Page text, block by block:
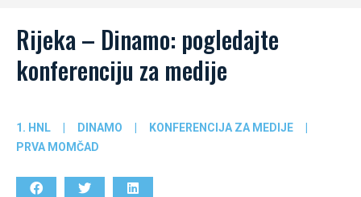
Rijeka – Dinamo: pogledajte
konferenciju za medije
1. HNL | DINAMO | KONFERENCIJA ZA MEDIJE
|
PRVA MOMČAD